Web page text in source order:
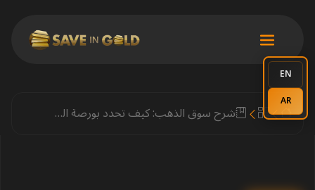
شرح سوق الذهب: كيف تحدد بورصة الذهب الأسعار عالميًا؟
EN
AR